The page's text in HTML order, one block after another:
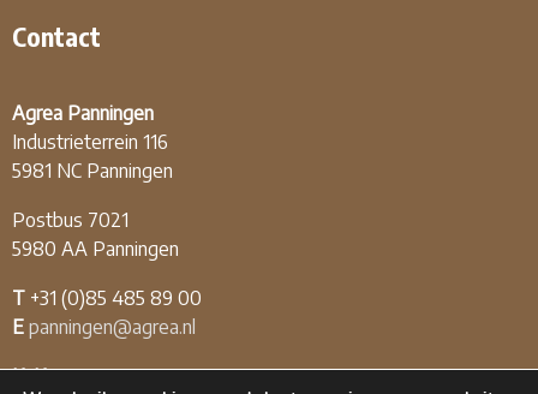
Contact
Agrea Panningen
Industrieterrein 116
5981 NC Panningen
Postbus 7021
5980 AA Panningen
T +31 (0)85 485 89 00
E panningen@agrea.nl
KvK12.04.03.09